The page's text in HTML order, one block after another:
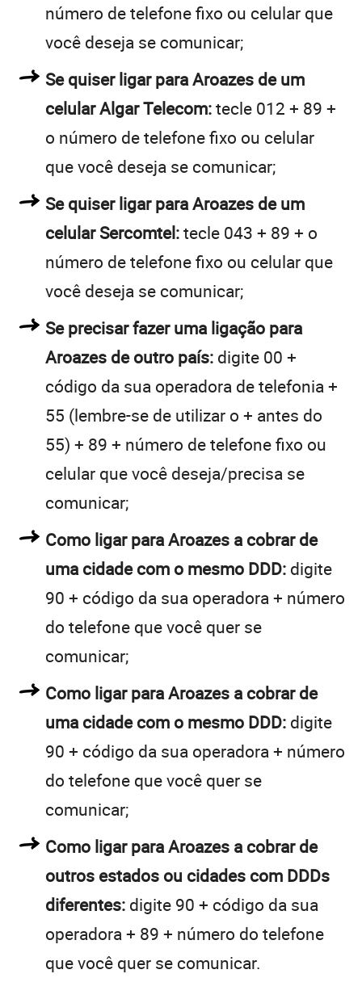
número de telefone fixo ou celular que
você deseja se comunicar;
Se quiser ligar para Aroazes de um
celular Algar Telecom:tecle 012 + 89 +
o número de telefone fixo ou celular
que você deseja se comunicar;
Se quiser ligar para Aroazes de um
celular Sercomtel:tecle 043 + 89 + o
número de telefone fixo ou celular que
você deseja se comunicar;
Se precisar fazer uma ligação para
Aroazes de outro país: digite 00 +
código da sua operadora de telefonia +
55 (lembre-se de utilizar o + antes do
55) + 89 + número de telefone fixo ou
celular que você deseja/precisa se
comunicar;
Como ligar para Aroazes a cobrar de
uma cidade com o mesmo DDD: digite
90 + código da sua operadora + número
do telefone que você quer se
comunicar;
Como ligar para Aroazes a cobrar de
uma cidade com o mesmo DDD: digite
90 + código da sua operadora + número
do telefone que você quer se
comunicar;
Como ligar para Aroazes a cobrar de
outros estados ou cidades com DDDs
diferentes: digite 90 + código da sua
operadora + 89 + número do telefone
que você quer se comunicar.